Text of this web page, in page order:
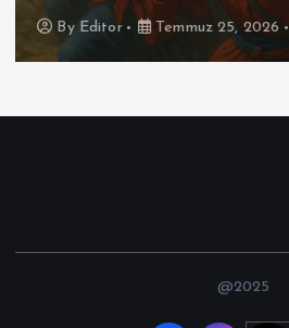
ByEditor Temmuz 16, 2026
@2025